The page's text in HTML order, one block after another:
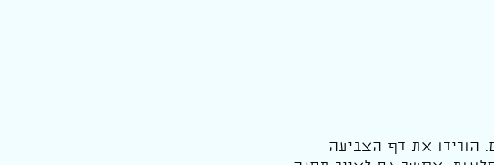
הורידו את דף הצביעה